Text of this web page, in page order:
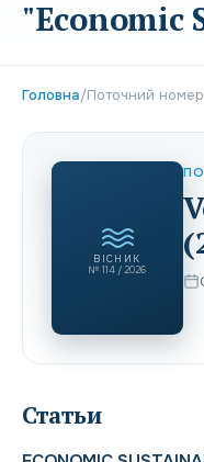
"Economic
Головна/Поточний номер
ВІСНИК
№ 114 / 2026
Статьи